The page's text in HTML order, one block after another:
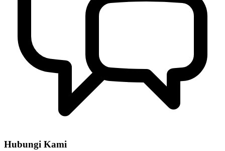
Hubungi Kami